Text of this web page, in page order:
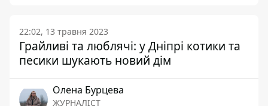
22:02, 13 травня 2023
Грайливі та люблячі: у Дніпрі котики та
песики шукають новий дім
Олена Бурцева
ЖУРНАЛІСТ